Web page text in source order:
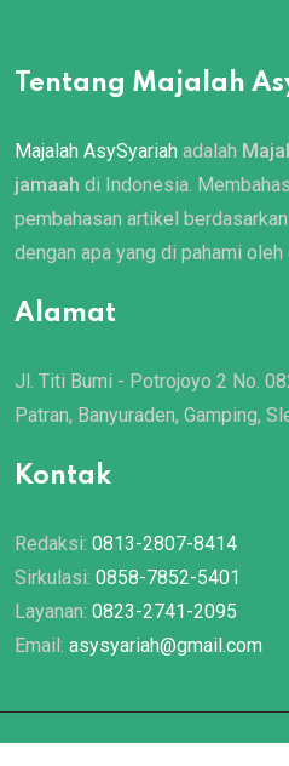
Tentang Majalah
Majalah AsySyariah adalah
jamaah di Indonesia.
pembahasan artikel berdasarkan
dengan apa yang di pahami
Alamat
Jl. Titi Bumi - Potrojoyo 2 No.
Patran, Banyuraden, Gamping,
Kontak
Redaksi: 0813-2807-8414
Sirkulasi: 0858-7852-5401
Layanan: 0823-2741-2095
Email: asysyariah@gmail.com